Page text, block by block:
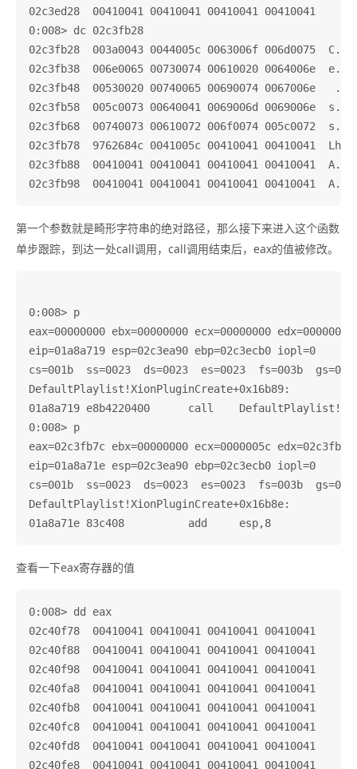
02c3ed28  00410041 00410041 00410041 00410041
0:008> dc 02c3fb28
02c3fb28  003a0043 0044005c 0063006f 006d0075
02c3fb38  006e0065 00730074 00610020 0064006e
02c3fb48  00530020 00740065 00690074 0067006e
02c3fb58  005c0073 00640041 0069006d 0069006e
02c3fb68  00740073 00610072 006f0074 005c0072
02c3fb78  9762684c 0041005c 00410041 00410041
02c3fb88  00410041 00410041 00410041 00410041
第一个参数就是畸形字符串的绝对路径，那么接下来进入这个函数
单步跟踪，到达一处call调用，call调用结束后，eax的值被修改。
0:008> p
eax=00000000 ebx=00000000 ecx=00000000
eip=01a8a719 esp=02c3ea90 ebp=02c3ecb0 iopl=0
cs=001b  ss=0023  ds=0023  es=0023  fs=003b
DefaultPlaylist!XionPluginCreate+0x16b89:
01a8a719 e8b4220400      call
0:008> p
eax=02c3fb7c ebx=00000000 ecx=0000005c
eip=01a8a71e esp=02c3ea90 ebp=02c3ecb0 iopl=0
cs=001b  ss=0023  ds=0023  es=0023  fs=003b
DefaultPlaylist!XionPluginCreate+0x16b8e:
查看一下eax寄存器的值
0:008> dd eax
02c40f78  00410041 00410041 00410041 00410041
02c40f88  00410041 00410041 00410041 00410041
02c40f98  00410041 00410041 00410041 00410041
02c40fa8  00410041 00410041 00410041 00410041
02c40fb8  00410041 00410041 00410041 00410041
02c40fc8  00410041 00410041 00410041 00410041
02c40fd8  00410041 00410041 00410041 00410041